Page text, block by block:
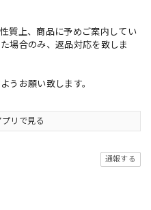
質上、商品に予めご案内してい
場合のみ、返品対応を致しま
うお願い致します。
リで見る
通報する